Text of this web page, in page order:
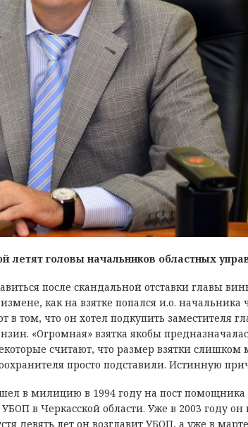
летят головы начальников областных
после скандальной отставки главы
как на взятке попался и.о. начальника
в том, что он хотел подкупить заместителя
«Огромная» взятка якобы
считают, что размер взятки слишком
просто подставили. Истинную
в милицию в 1994 году на пост помощника
в Черкасской области. Уже в 2003 году
девять лет он возглавит УБОП, а уже в